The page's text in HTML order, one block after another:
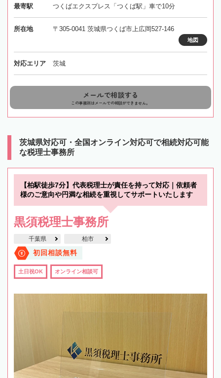
最寄駅 つくばエクスプレス「つくば駅」車で10分
所在地 〒305-0041 茨城県つくば市上広岡527-146
地図
対応エリア 茨城
メールで相談する
この事務所はメールでの相談ができません。
茨城県対応可・全国オンライン対応可で相続対応可能
な税理士事務所
【柏駅徒歩7分】代表税理士が責任を持って対応｜依頼者
様のご意向や円満な相続を重視してサポートいたします
黒須税理士事務所
千葉県 柏市
初回相談無料
土日祝OK オンライン相談可